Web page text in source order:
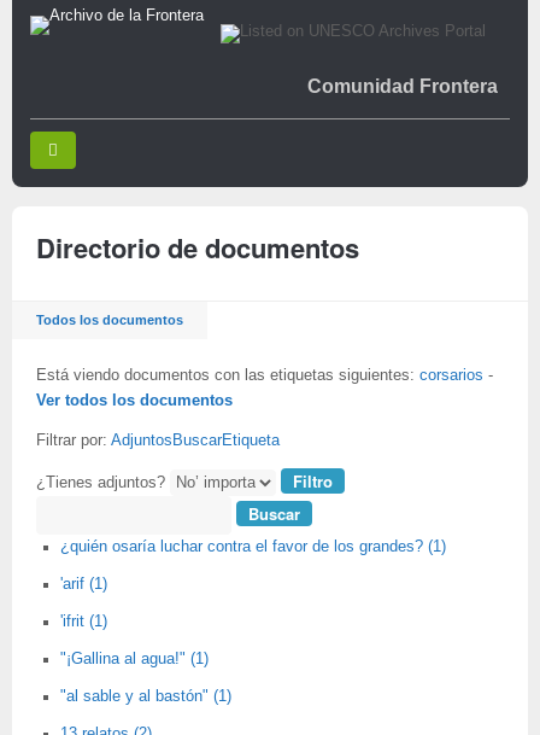
Comunidad Frontera
Directorio de documentos
Todos los documentos
Está viendo documentos con las etiquetas siguientes: corsarios -
Ver todos los documentos
Filtrar por: Adjuntos BuscarEtiqueta
¿Tienes adjuntos?
¿quién osaría luchar contra el favor de los grandes? (1)
'arif (1)
'ifrit (1)
"¡Gallina al agua!" (1)
"al sable y al bastón" (1)